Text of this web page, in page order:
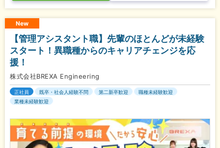
New
【管理アシスタント職】先輩のほとんどが未経験
スタート！異職種からのキャリアチェンジを応
援！
株式会社BREXA Engineering
正社員 既卒・社会人経験不問 第二新卒歓迎
職種未経験歓迎
業種未経験歓迎